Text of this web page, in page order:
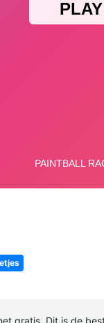
gratis. Dit is de